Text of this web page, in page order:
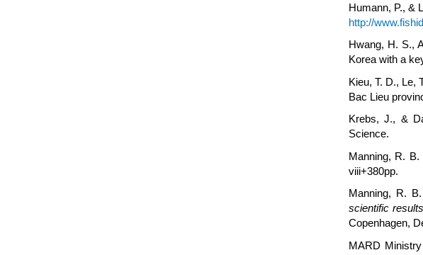
Humann, P., &
http://
Hwang, H. S.,
Korea with a
Kieu, T. D., Le,
Bac Lieu
Krebs, J., &
Science.
Manning, R. B.
viii+380pp.
Manning, R.
scientific
Copenhagen,
MARD